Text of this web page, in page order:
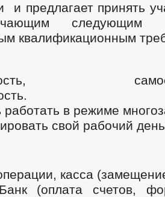
и предлагает принять
квалификационным
работать в режиме
свой рабочий
касса
(оплата счетов,